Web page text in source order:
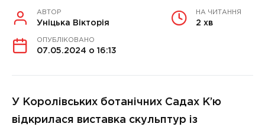
АВТОР
Уніцька Вікторія
НА ЧИТАННЯ
2 хв
ОПУБЛІКОВАНО
07.05.2024 о 16:13
У Королівських ботанічних Садах К’ю
відкрилася виставка скульптур із